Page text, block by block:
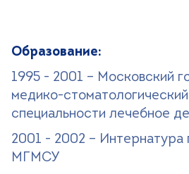
Записаться на прием
Образование:
1995 - 2001 – Московский
медико-
специальности лечебное
2001 - 2002 – Интернатура
МГМСУ